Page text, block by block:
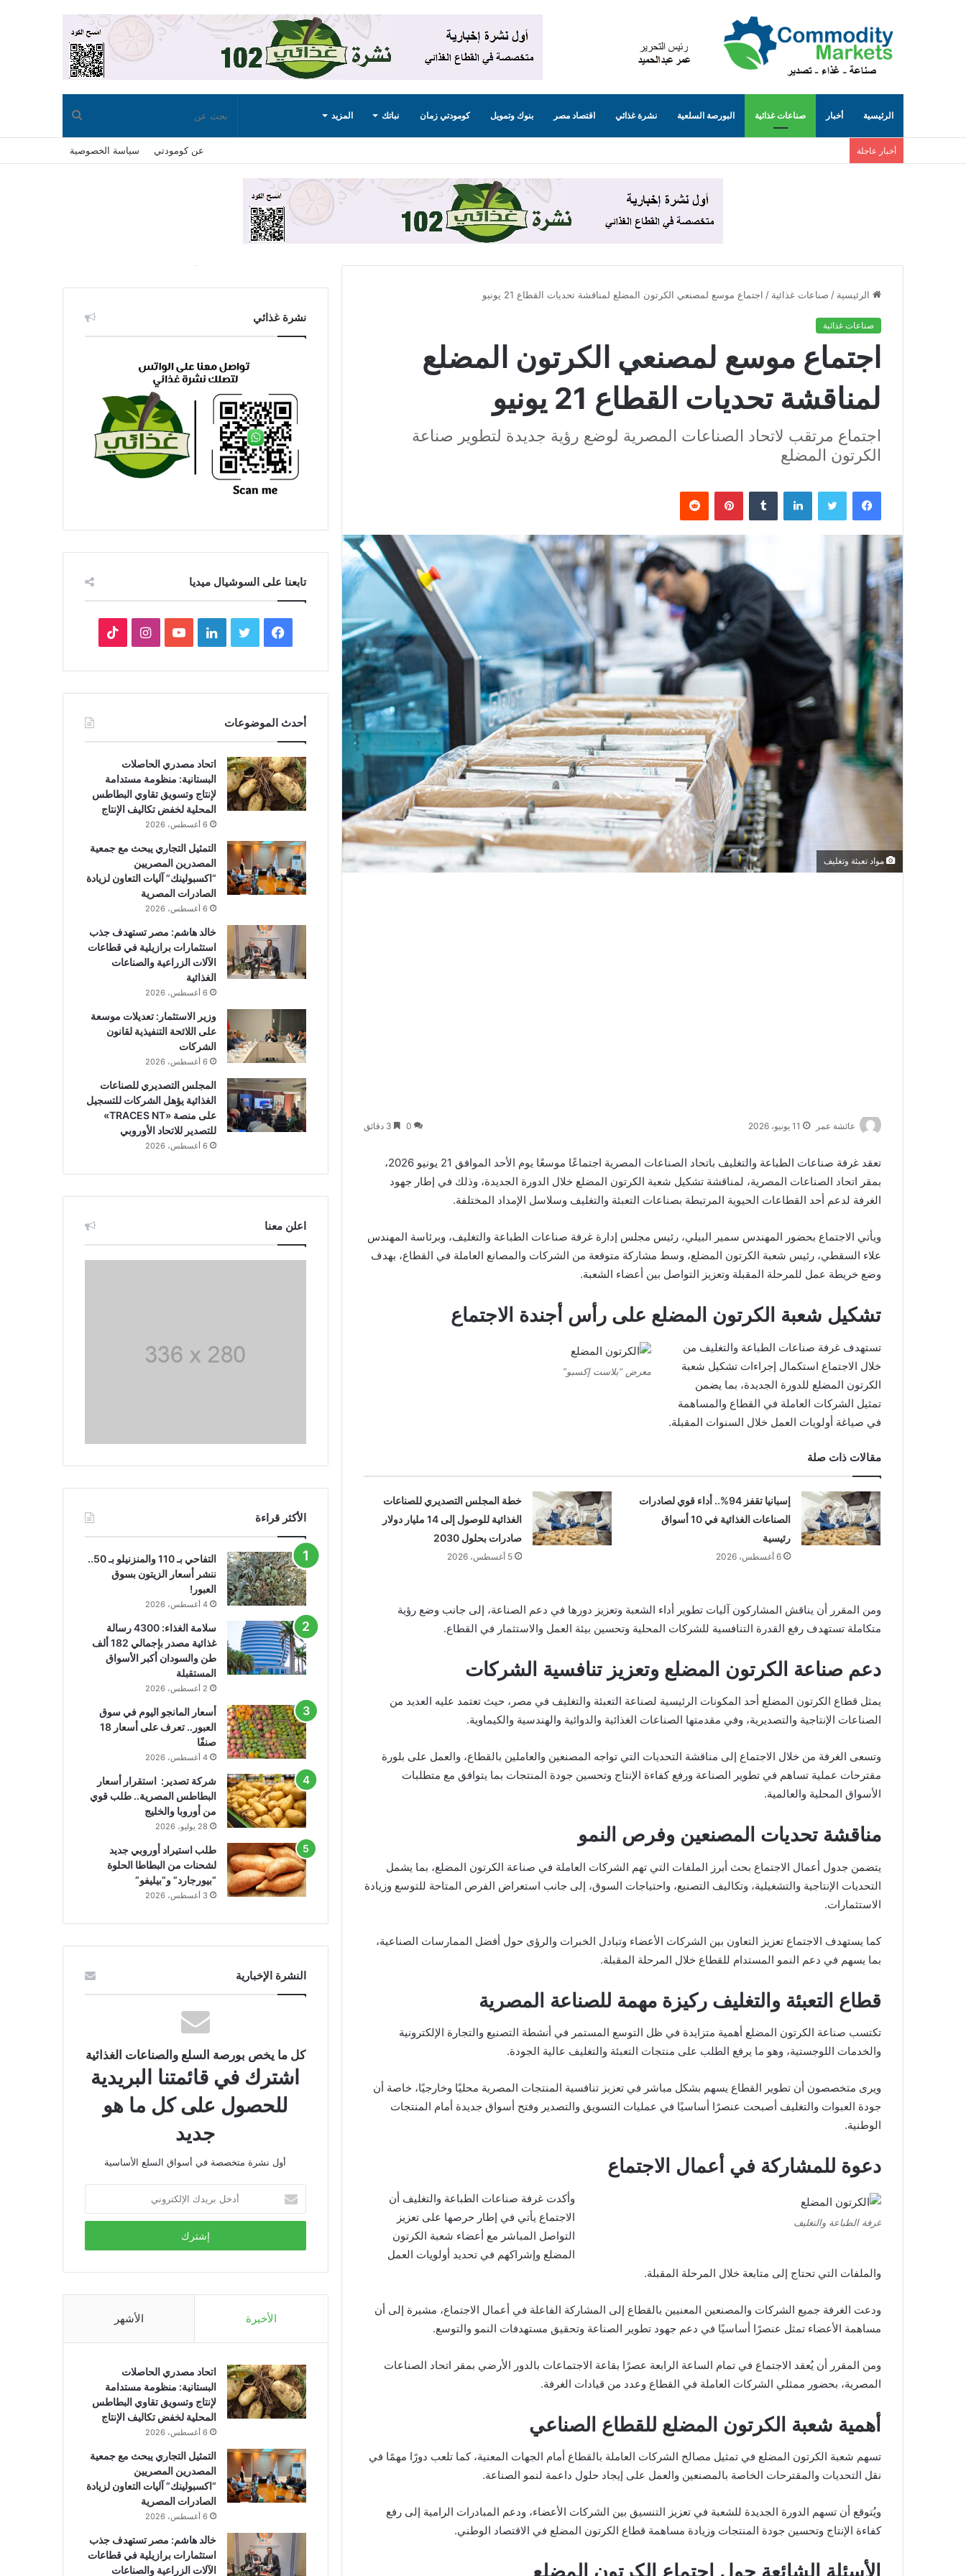
الرئيسية أخبار صناعات غذائية البورصة السلعية نشرة غذائي اقتصاد مصر بنوك وتمويل كومودتي زمان نباتك المزيد بحث
عن
أخبار عاجلة عن كومودتي سياسة الخصوصية
الرئيسية / صناعات غذائية / اجتماع موسع لمصنعي الكرتون المضلع لمناقشة تحديات القطاع 21 يونيو
صناعات غذائية
اجتماع موسع لمصنعي الكرتون المضلع
لمناقشة تحديات القطاع 21 يونيو
اجتماع مرتقب لاتحاد الصناعات المصرية لوضع رؤية جديدة لتطوير صناعة
الكرتون المضلع
فيسبوك تويتر لينكدإن بينتيريست
مواد تعبئة وتغليف
عائشة عمر 11 يونيو، 2026 0
تعقد غرفة صناعات الطباعة والتغليف باتحاد الصناعات المصرية اجتماعًا موسعًا يوم الأحد الموافق 21 يونيو 2026،
بمقر اتحاد الصناعات المصرية، لمناقشة تشكيل شعبة الكرتون المضلع خلال الدورة الجديدة، وذلك في إطار جهود
الغرفة لدعم أحد القطاعات الحيوية المرتبطة بصناعات التعبئة والتغليف وسلاسل الإمداد المختلفة.
ويأتي الاجتماع بحضور المهندس سمير البيلي، رئيس مجلس إدارة غرفة صناعات الطباعة والتغليف، وبرئاسة المهندس
علاء السقطي، رئيس شعبة الكرتون المضلع، وسط مشاركة متوقعة من الشركات والمصانع العاملة في القطاع، بهدف
وضع خريطة عمل للمرحلة المقبلة وتعزيز التواصل بين أعضاء الشعبة.
تشكيل شعبة الكرتون المضلع على رأس أجندة الاجتماع
معرض “بلاست إكسبو”
تستهدف غرفة صناعات الطباعة والتغليف من
خلال الاجتماع استكمال إجراءات تشكيل شعبة
الكرتون المضلع للدورة الجديدة، بما يضمن
تمثيل الشركات العاملة في القطاع والمساهمة
في صياغة أولويات العمل خلال السنوات المقبلة.
مقالات ذات صلة
إسبانيا تقفز 94%.. أداء قوي لصادرات
الصناعات الغذائية في 10 أسواق
رئيسية
6 أغسطس، 2026
خطة المجلس التصديري للصناعات
الغذائية للوصول إلى 14 مليار دولار
صادرات بحلول 2030
5 أغسطس، 2026
ومن المقرر أن يناقش المشاركون آليات تطوير أداء الشعبة وتعزيز دورها في دعم الصناعة، إلى جانب وضع رؤية
متكاملة تستهدف رفع القدرة التنافسية للشركات المحلية وتحسين بيئة العمل والاستثمار في القطاع.
دعم صناعة الكرتون المضلع وتعزيز تنافسية الشركات
يمثل قطاع الكرتون المضلع أحد المكونات الرئيسية لصناعة التعبئة والتغليف في مصر، حيث تعتمد عليه العديد من
الصناعات الإنتاجية والتصديرية، وفي مقدمتها الصناعات الغذائية والدوائية والهندسية والكيماوية.
وتسعى الغرفة من خلال الاجتماع إلى مناقشة التحديات التي تواجه المصنعين والعاملين بالقطاع، والعمل على بلورة
مقترحات عملية تساهم في تطوير الصناعة ورفع كفاءة الإنتاج وتحسين جودة المنتجات بما يتوافق مع متطلبات
الأسواق المحلية والعالمية.
مناقشة تحديات المصنعين وفرص النمو
يتضمن جدول أعمال الاجتماع بحث أبرز الملفات التي تهم الشركات العاملة في صناعة الكرتون المضلع، بما يشمل
التحديات الإنتاجية والتشغيلية، وتكاليف التصنيع، واحتياجات السوق، إلى جانب استعراض الفرص المتاحة للتوسع وزيادة
الاستثمارات.
كما يستهدف الاجتماع تعزيز التعاون بين الشركات الأعضاء وتبادل الخبرات والرؤى حول أفضل الممارسات الصناعية،
بما يسهم في دعم النمو المستدام للقطاع خلال المرحلة المقبلة.
قطاع التعبئة والتغليف ركيزة مهمة للصناعة المصرية
تكتسب صناعة الكرتون المضلع أهمية متزايدة في ظل التوسع المستمر في أنشطة التصنيع والتجارة الإلكترونية
والخدمات اللوجستية، وهو ما يرفع الطلب على منتجات التعبئة والتغليف عالية الجودة.
ويرى متخصصون أن تطوير القطاع يسهم بشكل مباشر في تعزيز تنافسية المنتجات المصرية محليًا وخارجيًا، خاصة أن
جودة العبوات والتغليف أصبحت عنصرًا أساسيًا في عمليات التسويق والتصدير وفتح أسواق جديدة أمام المنتجات
الوطنية.
دعوة للمشاركة في أعمال الاجتماع
غرفة الطباعة والتغليف
وأكدت غرفة صناعات الطباعة والتغليف أن
الاجتماع يأتي في إطار حرصها على تعزيز
التواصل المباشر مع أعضاء شعبة الكرتون
المضلع وإشراكهم في تحديد أولويات العمل
والملفات التي تحتاج إلى متابعة خلال المرحلة المقبلة.
ودعت الغرفة جميع الشركات والمصنعين المعنيين بالقطاع إلى المشاركة الفاعلة في أعمال الاجتماع، مشيرة إلى أن
مساهمة الأعضاء تمثل عنصرًا أساسيًا في دعم جهود تطوير الصناعة وتحقيق مستهدفات النمو والتوسع.
ومن المقرر أن يُعقد الاجتماع في تمام الساعة الرابعة عصرًا بقاعة الاجتماعات بالدور الأرضي بمقر اتحاد الصناعات
المصرية، بحضور ممثلي الشركات العاملة في القطاع وعدد من قيادات الغرفة.
أهمية شعبة الكرتون المضلع للقطاع الصناعي
تسهم شعبة الكرتون المضلع في تمثيل مصالح الشركات العاملة بالقطاع أمام الجهات المعنية، كما تلعب دورًا مهمًا في
نقل التحديات والمقترحات الخاصة بالمصنعين والعمل على إيجاد حلول داعمة لنمو الصناعة.
ويُتوقع أن تسهم الدورة الجديدة للشعبة في تعزيز التنسيق بين الشركات الأعضاء، ودعم المبادرات الرامية إلى رفع
كفاءة الإنتاج وتحسين جودة المنتجات وزيادة مساهمة قطاع الكرتون المضلع في الاقتصاد الوطني.
نشرة غذائي
تابعنا على السوشيال ميديا
فيسبوكتويتر لينكدإنيوتيوبانستقرام
أحدث الموضوعات
اتحاد مصدري الحاصلات
البستانية: منظومة مستدامة
لإنتاج وتسويق تقاوي البطاطس
المحلية لخفض تكاليف الإنتاج
6 أغسطس، 2026
التمثيل التجاري يبحث مع جمعية
المصدرين المصريين
“اكسبولينك” آليات التعاون لزيادة
الصادرات المصرية
6 أغسطس، 2026
خالد هاشم: مصر تستهدف جذب
استثمارات برازيلية في قطاعات
الآلات الزراعية والصناعات
الغذائية
6 أغسطس، 2026
وزير الاستثمار: تعديلات موسعة
على اللائحة التنفيذية لقانون
الشركات
6 أغسطس، 2026
المجلس التصديري للصناعات
الغذائية يؤهل الشركات للتسجيل
على منصة «TRACES NT»
للتصدير للاتحاد الأوروبي
6 أغسطس، 2026
اعلن معنا
الأكثر قراءة
التفاحي بـ 110 والمنزنيلو بـ 50..
ننشر أسعار الزيتون بسوق
العبور!
4 أغسطس، 2026
سلامة الغذاء: 4300 رسالة
غذائية مصدر بإجمالي 182 ألف
طن والسودان أكبر الأسواق
المستقبلة
2 أغسطس، 2026
أسعار المانجو اليوم في سوق
العبور.. تعرف على أسعار 18
صنفًا
4 أغسطس، 2026
شركة تصدير: استقرار أسعار
البطاطس المصرية.. طلب قوي
من أوروبا والخليج
28 يوليو، 2026
طلب استيراد أوروبي جديد
لشحنات من البطاطا الحلوة
“بيورجارد” و”بيليفو”
3 أغسطس، 2026
النشرة الإخبارية
كل ما يخص بورصة السلع والصناعات الغذائية
اشترك في قائمتنا البريدية
للحصول على كل ما هو
جديد
أول نشرة متخصصة في أسواق السلع الأساسية
بريدك
الإلكتروني
الأخيرة الأشهر
اتحاد مصدري الحاصلات
البستانية: منظومة مستدامة
لإنتاج وتسويق تقاوي البطاطس
المحلية لخفض تكاليف الإنتاج
6 أغسطس، 2026
التمثيل التجاري يبحث مع جمعية
المصدرين المصريين
“اكسبولينك” آليات التعاون لزيادة
الصادرات المصرية
6 أغسطس، 2026
خالد هاشم: مصر تستهدف جذب
استثمارات برازيلية في قطاعات
الآلات الزراعية والصناعات